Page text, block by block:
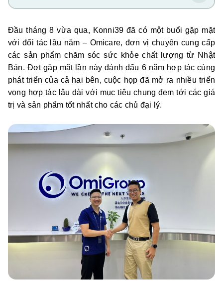
Đầu tháng 8 vừa qua, Konni39 đã có một buổi gặp mặt
với đối tác lâu năm – Omicare, đơn vị chuyên cung cấp
các sản phẩm chăm sóc sức khỏe chất lượng từ Nhật
Bản. Đợt gặp mặt lần này đánh dấu 6 năm hợp tác cùng
phát triển của cả hai bên, cuộc họp đã mở ra nhiều triển
vọng hợp tác lâu dài với mục tiêu chung đem tới các giá
trị và sản phẩm tốt nhất cho các chủ đại lý.